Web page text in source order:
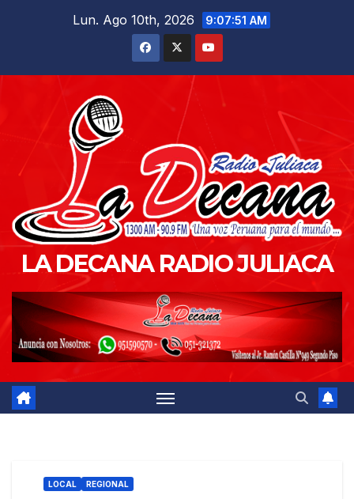
Lun. Ago 10th, 2026 9:07:52 AM
LA DECANA RADIO JULIACA
LOCAL REGIONAL